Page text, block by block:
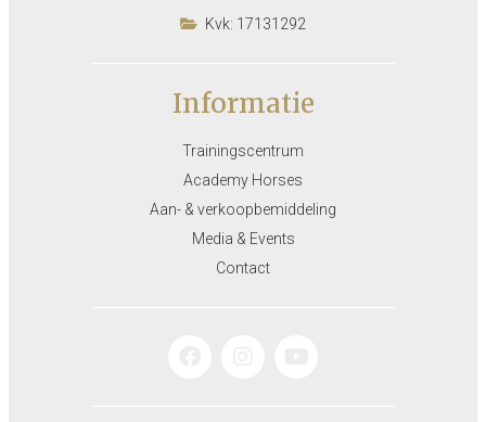
Kvk: 17131292
Informatie
Trainingscentrum
Academy Horses
Aan- & verkoopbemiddeling
Media & Events
Contact